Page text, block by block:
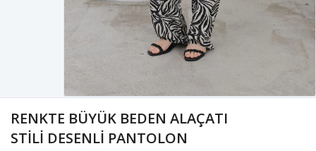
RENKTE BÜYÜK BEDEN ALAÇATI
STİLİ DESENLİ PANTOLON